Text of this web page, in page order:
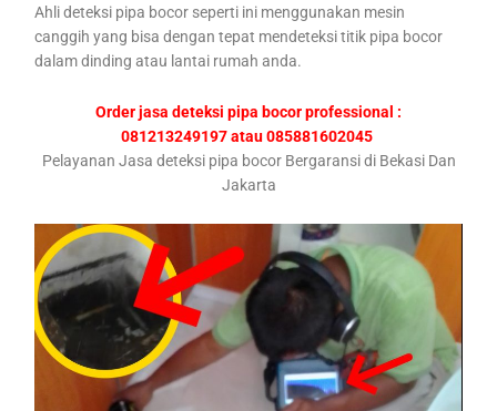
Ahli deteksi pipa bocor seperti ini menggunakan mesin
canggih yang bisa dengan tepat mendeteksi titik pipa bocor
dalam dinding atau lantai rumah anda.
Order jasa deteksi pipa bocor professional :
081213249197 atau 085881602045
Pelayanan Jasa deteksi pipa bocor Bergaransi di Bekasi Dan
Jakarta